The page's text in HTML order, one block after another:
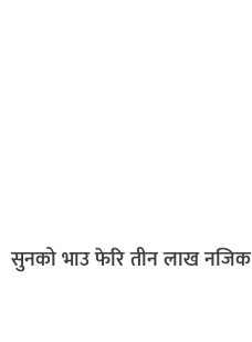
सुनको भाउ फेरि तीन लाख नजिक